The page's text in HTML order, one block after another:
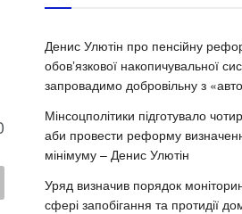
Денис Улютін про пенсійну
обовʼязкової накопичувальної
запровадимо добровільну з
Мінсоцполітики підготувало
аби провести реформу
мінімуму – Денис Улютін
Уряд визначив порядок
сфері запобігання та протидії